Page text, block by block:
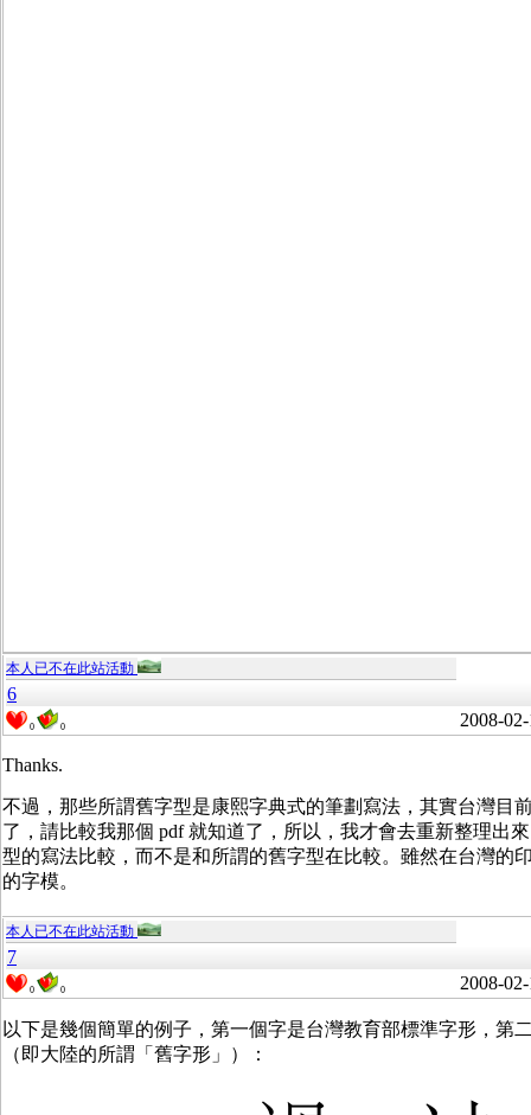
本人已不在此站活動
6
0 0 2008-
Thanks.
不過，那些所謂舊字型是康熙字典式的筆劃寫法，其實台灣目
了，請比較我那個 pdf 就知道了，所以，我才會去重新整理出
型的寫法比較，而不是和所謂的舊字型在比較。雖然在台灣的
的字模。
本人已不在此站活動
7
0 0 2008-
以下是幾個簡單的例子，第一個字是台灣教育部標準字形，第
（即大陸的所謂「舊字形」）：